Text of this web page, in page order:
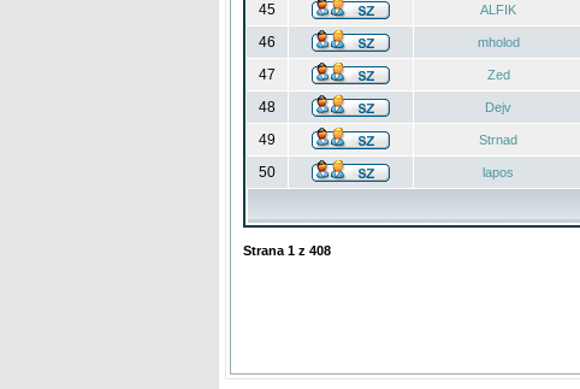
45
ALFIK
46
mholod
47
Zed
48
Dejv
49
Strnad
50
lapos
Strana 1 z 408